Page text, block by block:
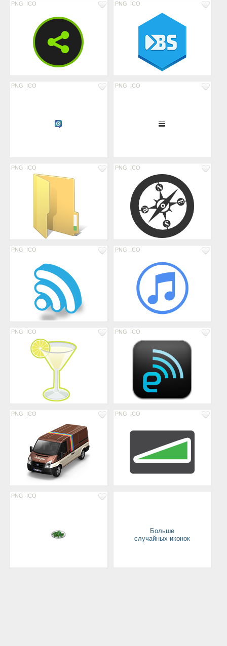
PNG ICO PNG ICO
PNG ICO PNG ICO
PNG ICO PNG ICO
PNG ICO PNG ICO
PNG ICO PNG ICO
PNG ICO PNG ICO
PNG ICO
Больше
случайных иконок